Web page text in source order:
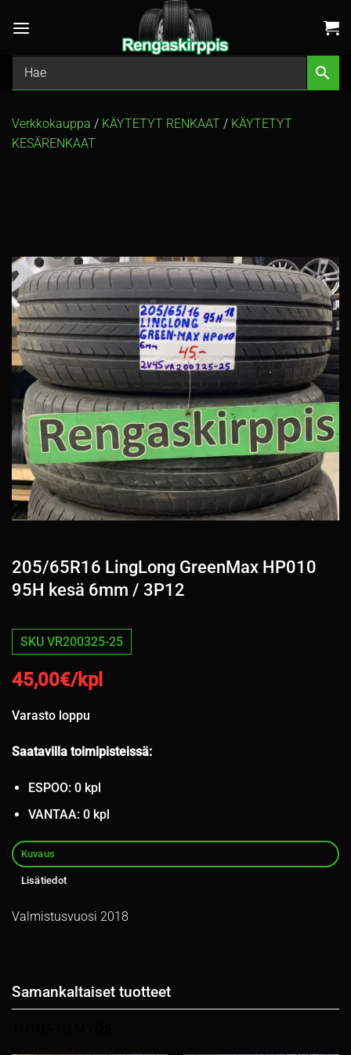
Verkkokauppa / KÄYTETYT RENKAAT / KÄYTETYT
KESÄRENKAAT
205/65R16 LingLong GreenMax HP010
95H kesä 6mm / 3P12
SKU VR200325-25
45,00€/kpl
Varasto loppu
Saatavilla toimipisteissä:
ESPOO: 0 kpl
VANTAA: 0 kpl
Kuvaus
Lisätiedot
Valmistusvuosi 2018
Samankaltaiset tuotteet